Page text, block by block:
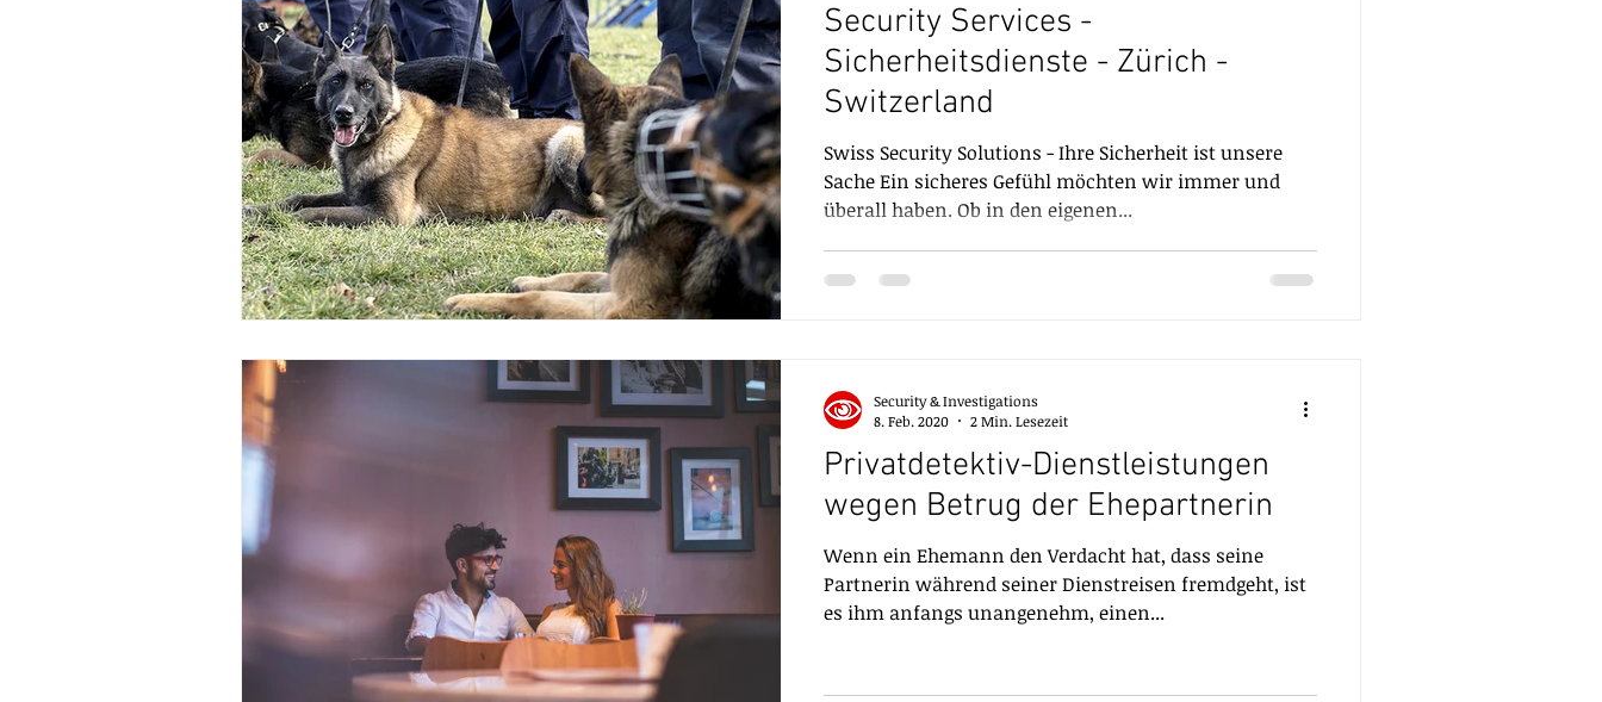
Security Services -
Sicherheitsdienste - Zürich -
Switzerland
Swiss Security Solutions - Ihre Sicherheit ist unsere
Sache Ein sicheres Gefühl möchten wir immer und
überall haben. Ob in den eigenen...
Privatdetektiv-Dienstleistungen
wegen Betrug der Ehepartnerin
Wenn ein Ehemann den Verdacht hat, dass seine
Partnerin während seiner Dienstreisen fremdgeht, ist
es ihm anfangs unangenehm, einen...
Security & Investigations
8. Feb. 2020
2 Min. Lesezeit